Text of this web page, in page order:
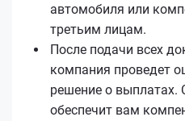
автомобиля или
третьим лицам.
После подачи всех
компания проведет
решение о выплатах.
обеспечит вам